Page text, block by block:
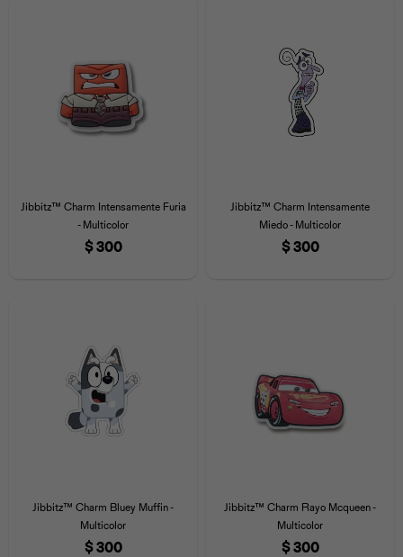
Jibbitz™ Charm Intensamente Furia
- Multicolor
$300
Jibbitz™ Charm Intensamente
Miedo - Multicolor
$300
Jibbitz™ Charm Bluey Muffin -
Multicolor
$300
Jibbitz™ Charm Rayo Mcqueen -
Multicolor
$300